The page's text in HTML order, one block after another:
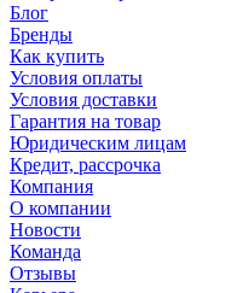
Блог
Бренды
Как купить
Условия оплаты
Условия доставки
Гарантия на товар
Юридическим лицам
Кредит, рассрочка
Компания
О компании
Новости
Команда
Отзывы